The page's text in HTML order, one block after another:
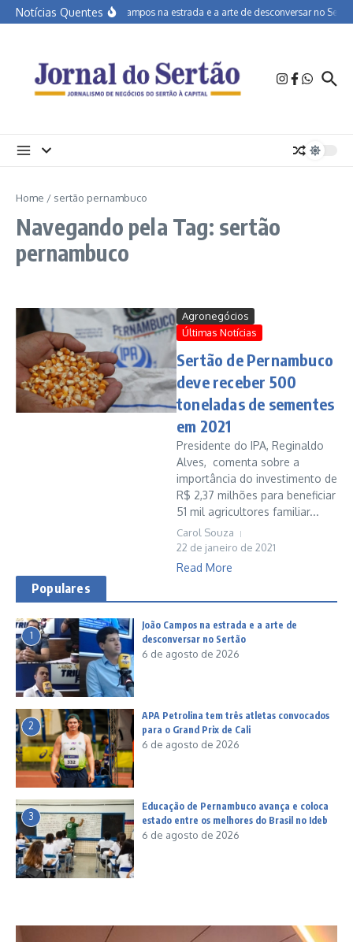
Ir para o conteúdo
Notícias QuentesJoão Campos na estrada e a arte de desconversar no Sertão
Home / sertão pernambuco
Navegando pela Tag: sertão
pernambuco
Agronegócios
Últimas Notícias
Sertão de Pernambuco
deve receber 500
toneladas de sementes
em 2021
Presidente do IPA, Reginaldo
Alves, comenta sobre a
importância do investimento de
R$ 2,37 milhões para beneficiar
51 mil agricultores familiar...
Carol Souza
22 de janeiro de 2021
Read More
Populares
1
João Campos na estrada e a arte de
desconversar no Sertão
6 de agosto de 2026
2
APA Petrolina tem três atletas convocados
para o Grand Prix de Cali
6 de agosto de 2026
3
Educação de Pernambuco avança e coloca
estado entre os melhores do Brasil no Ideb
6 de agosto de 2026